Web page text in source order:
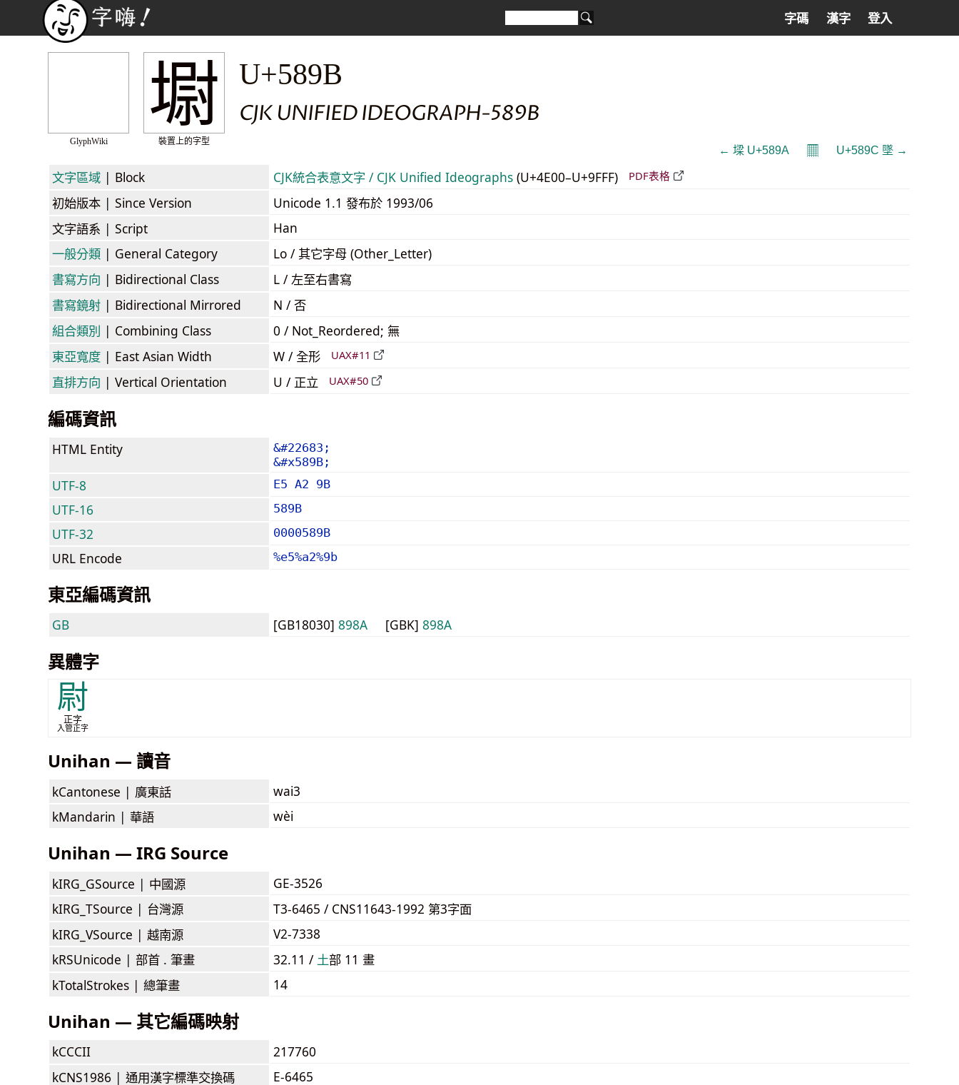
字碼 漢字 登入
GlyphWiki
墛
裝置上的字型
U+589B
CJK UNIFIED IDEOGRAPH-589B
← 墚 U+589A 𝄜 U+589C 墜 →
文字區域 | Block CJK統合表意文字 / CJK Unified Ideographs (U+4E00–U+9FFF) PDF表格
初始版本 | Since Version
Unicode 1.1 發布於 1993/06
文字語系 | Script
Han
一般分類 | General Category
Lo / 其它字母 (Other_Letter)
書寫方向 | Bidirectional Class
L / 左至右書寫
書寫鏡射 | Bidirectional Mirrored
N / 否
組合類別 | Combining Class
0 / Not_Reordered; 無
東亞寬度 | East Asian Width W / 全形 UAX#11
直排方向 | Vertical Orientation U / 正立 UAX#50
編碼資訊
HTML Entity
&#22683;
&#x589B;
UTF-8 E5 A2 9B
UTF-16 589B
UTF-32 0000589B
URL Encode %e5%a2%9b
東亞編碼資訊
GB [GB18030] 898A [GBK] 898A
異體字
尉
正字
入管正字
Unihan — 讀音
kCantonese | 廣東話
wai3
kMandarin | 華語 wèi
Unihan — IRG Source
kIRG_GSource | 中國源
GE-3526
kIRG_TSource | 台灣源
T3-6465 / CNS11643-1992 第3字面
kIRG_VSource | 越南源
V2-7338
kRSUnicode | 部首 . 筆畫 32.11 / ⼟部 11 畫
kTotalStrokes | 總筆畫 14
Unihan — 其它編碼映射
kCCCII
217760
kCNS1986 | 通用漢字標準交換碼
E-6465